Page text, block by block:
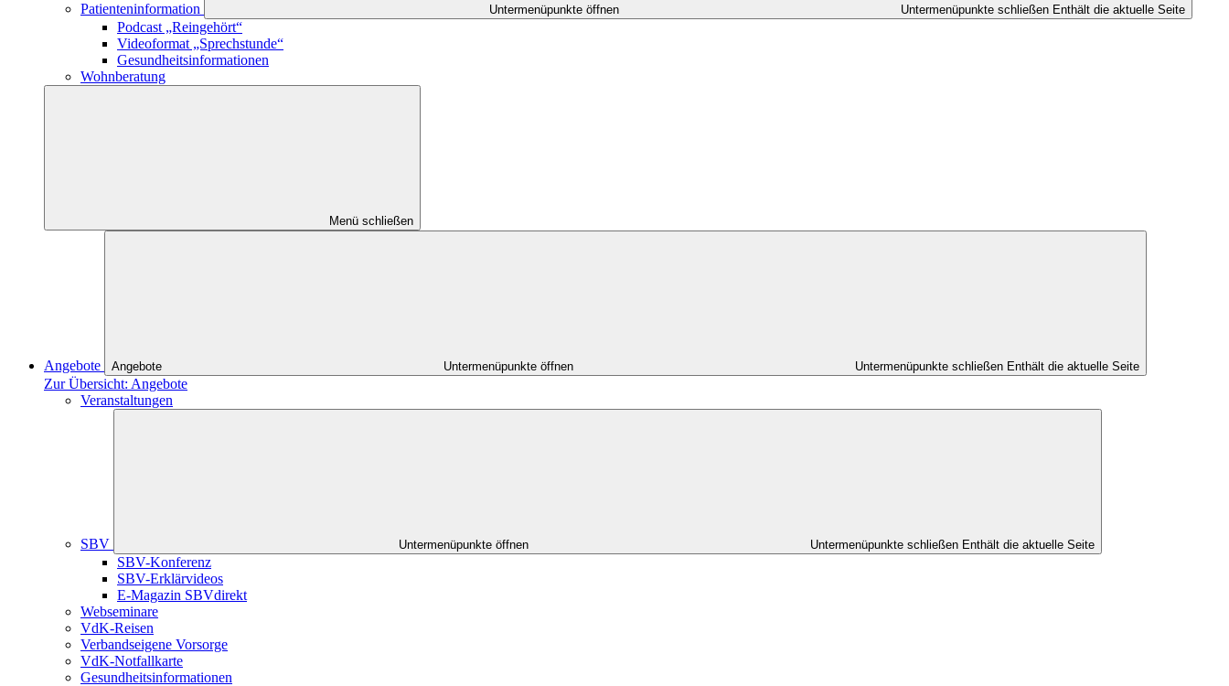
Patienteninformation Untermenüpunkte öffnen Untermenüpunkte schließen Enthält die aktuelle Seite
Podcast „Reingehört“
Videoformat „Sprechstunde“
Gesundheitsinformationen
Wohnberatung
Menü schließen
Angebote Angebote Untermenüpunkte öffnen Untermenüpunkte schließen Enthält die aktuelle Seite
Zur Übersicht: Angebote
Veranstaltungen
SBV Untermenüpunkte öffnen Untermenüpunkte schließen Enthält die aktuelle Seite
SBV-Konferenz
SBV-Erklärvideos
E-Magazin SBVdirekt
Webseminare
VdK-Reisen
Verbandseigene Vorsorge
VdK-Notfallkarte
Gesundheitsinformationen